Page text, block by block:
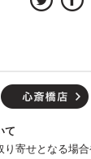
て
り寄せとなる場